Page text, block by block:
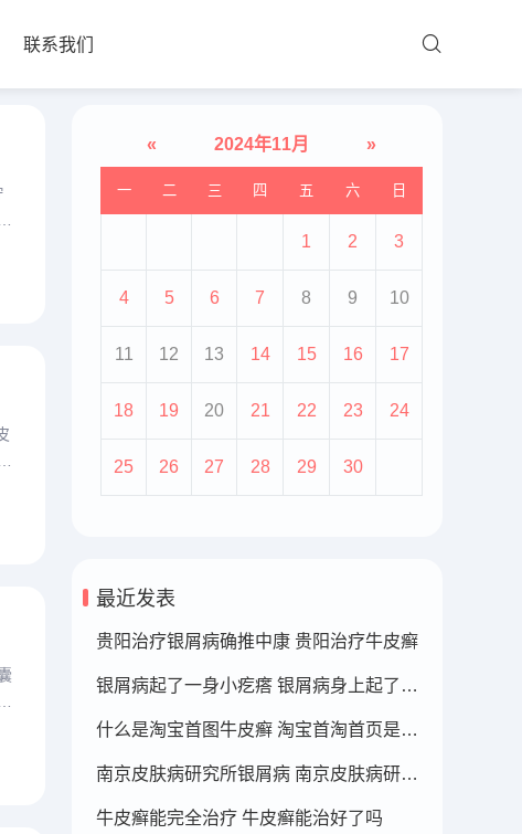
联系我们
« 2024年11月 »
一 二 三 四 五 六 日
1 2 3
4 5 6 7 8 9 10
11 12 13 14 15 16 17
18 19 20 21 22 23 24
25 26 27 28 29 30
最近发表
贵阳治疗银屑病确推中康 贵阳治疗牛皮癣
银屑病起了一身小疙瘩 银屑病身上起了好多疙瘩
什么是淘宝首图牛皮癣 淘宝首淘首页是什么
南京皮肤病研究所银屑病 南京皮肤病研究所看银屑病哪个医生厉害
牛皮癣能完全治疗 牛皮癣能治好了吗